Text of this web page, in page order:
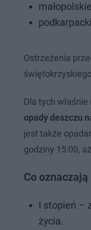
Ostrzeżenia
Dla tych
opady deszczu
jest także
godziny 15:00,
Co
I stopień –
życia.